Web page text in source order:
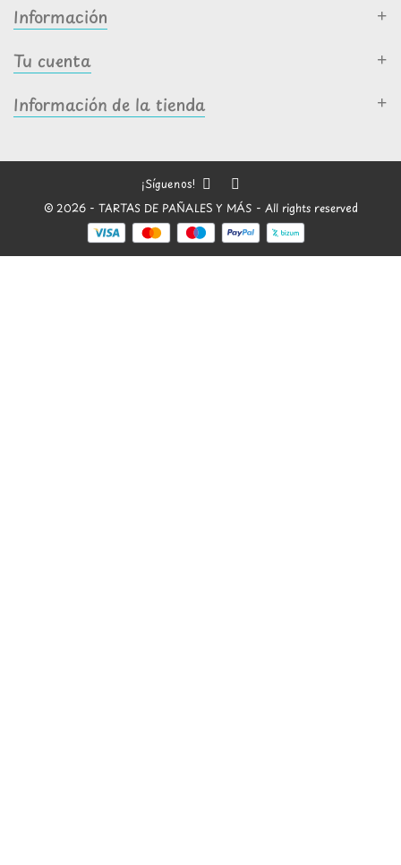
Información
Tu cuenta
Información de la tienda
© 2026 - TARTAS DE PAÑALES Y MÁS - All rights reserved
¡Síguenos!